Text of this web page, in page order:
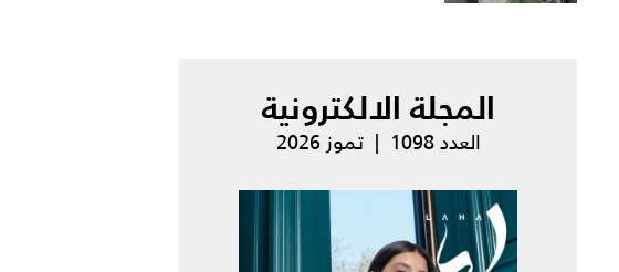
المجلة الالكترونية
العدد 1098 | تموز 2026